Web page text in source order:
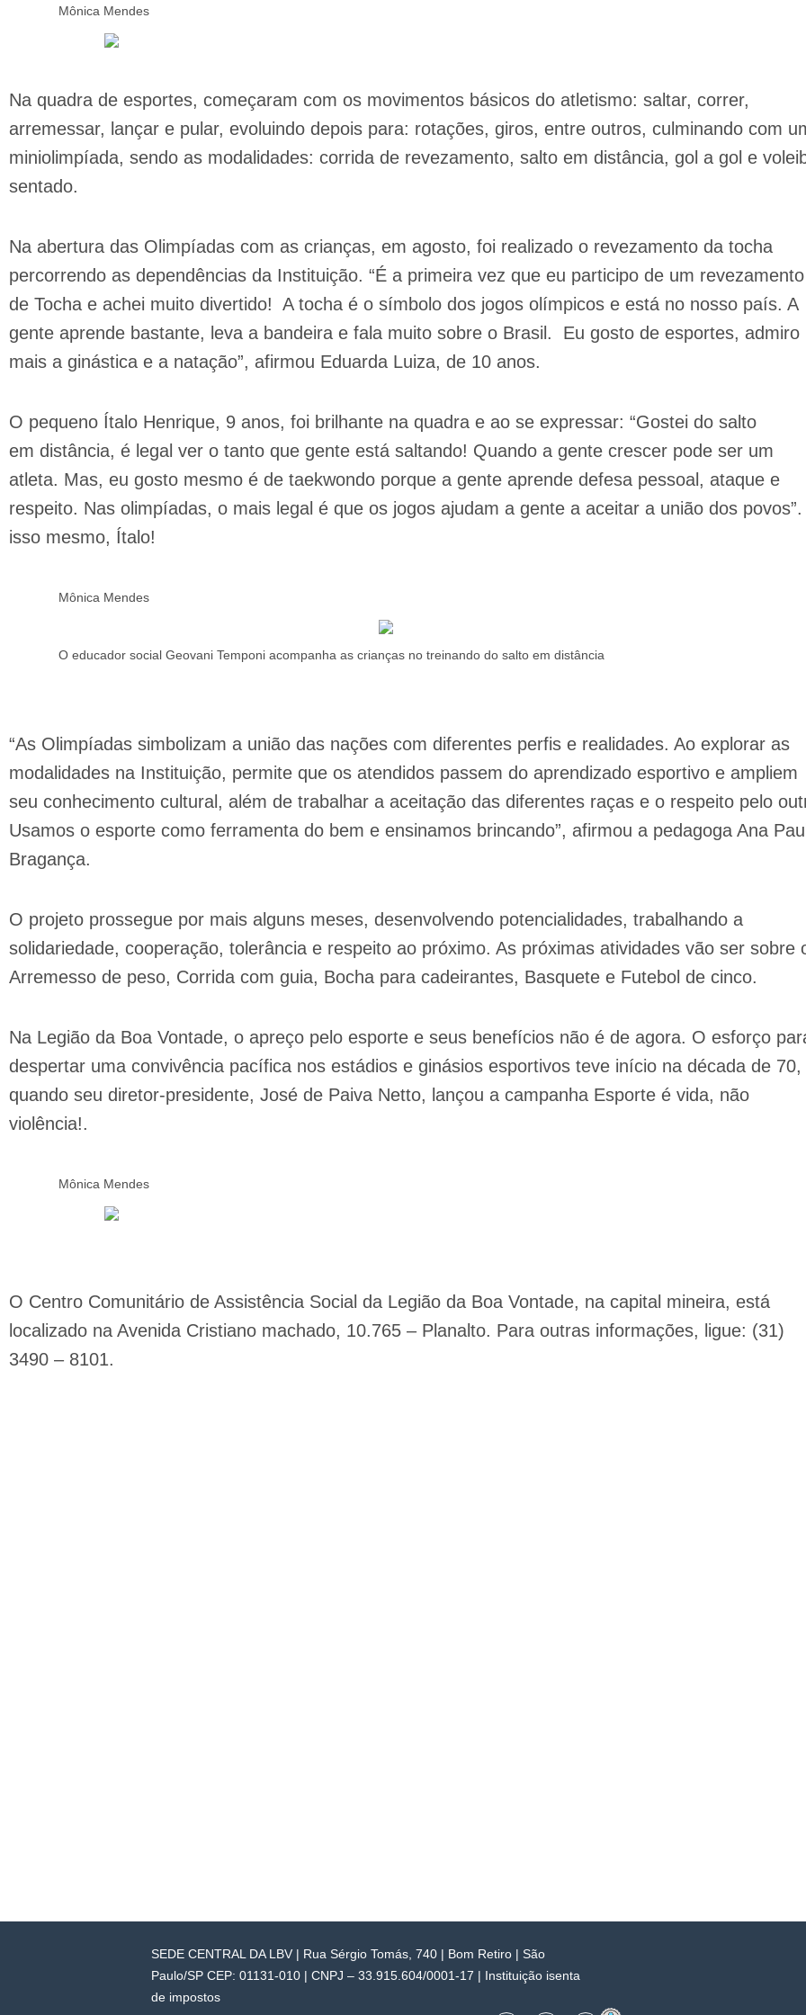
Mônica Mendes
Na quadra de esportes, começaram com os movimentos básicos do atletismo: saltar, correr,
arremessar, lançar e pular, evoluindo depois para: rotações, giros, entre outros, culminando com
miniolimpíada, sendo as modalidades: corrida de revezamento, salto em distância, gol a gol e
sentado.
Na abertura das Olimpíadas com as crianças, em agosto, foi realizado o revezamento da tocha
percorrendo as dependências da Instituição. “É a primeira vez que eu participo de um revezamento
de Tocha e achei muito divertido! A tocha é o símbolo dos jogos olímpicos e está no nosso país. A
gente aprende bastante, leva a bandeira e fala muito sobre o Brasil. Eu gosto de esportes, admiro
mais a ginástica e a natação”, afirmou Eduarda Luiza, de 10 anos.
O pequeno Ítalo Henrique, 9 anos, foi brilhante na quadra e ao se expressar: “Gostei do salto
em distância, é legal ver o tanto que gente está saltando! Quando a gente crescer pode ser um
atleta. Mas, eu gosto mesmo é de taekwondo porque a gente aprende defesa pessoal, ataque e
respeito. Nas olimpíadas, o mais legal é que os jogos ajudam a gente a aceitar a união dos
isso mesmo, Ítalo!
Mônica Mendes
O educador social Geovani Temponi acompanha as crianças no treinando do salto em distância
“As Olimpíadas simbolizam a união das nações com diferentes perfis e realidades. Ao explorar as
modalidades na Instituição, permite que os atendidos passem do aprendizado esportivo e ampliem
seu conhecimento cultural, além de trabalhar a aceitação das diferentes raças e o respeito pelo
Usamos o esporte como ferramenta do bem e ensinamos brincando”, afirmou a pedagoga Ana
Bragança.
O projeto prossegue por mais alguns meses, desenvolvendo potencialidades, trabalhando a
solidariedade, cooperação, tolerância e respeito ao próximo. As próximas atividades vão ser sobre
Arremesso de peso, Corrida com guia, Bocha para cadeirantes, Basquete e Futebol de cinco.
Na Legião da Boa Vontade, o apreço pelo esporte e seus benefícios não é de agora. O esforço
despertar uma convivência pacífica nos estádios e ginásios esportivos teve início na década de 70,
quando seu diretor-presidente, José de Paiva Netto, lançou a campanha Esporte é vida, não
violência!.
Mônica Mendes
O Centro Comunitário de Assistência Social da Legião da Boa Vontade, na capital mineira, está
localizado na Avenida Cristiano machado, 10.765 – Planalto. Para outras informações, ligue: (31)
3490 – 8101.
SEDE CENTRAL DA LBV | Rua Sérgio Tomás, 740 | Bom Retiro | São
Paulo/SP CEP: 01131-010 | CNPJ – 33.915.604/0001-17 | Instituição isenta
de impostos